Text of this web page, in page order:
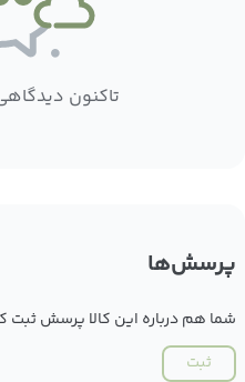
تاکنون
پرسش‌ها
شما هم درباره این کالا پرسش ثبت
ثبت